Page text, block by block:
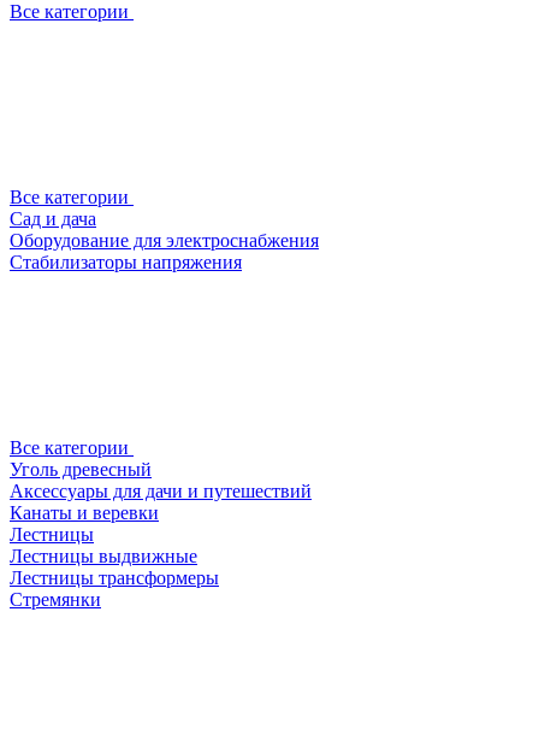
Все категории
Все категории
Сад и дача
Оборудование для электроснабжения
Стабилизаторы напряжения
Все категории
Уголь древесный
Аксессуары для дачи и путешествий
Канаты и веревки
Лестницы
Лестницы выдвижные
Лестницы трансформеры
Стремянки